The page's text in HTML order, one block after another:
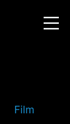
Film